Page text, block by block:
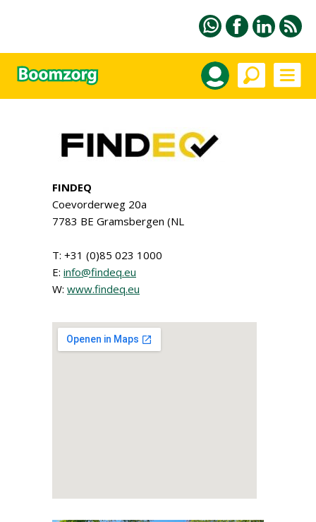
FINDEQ
Coevorderweg 20a
7783 BE Gramsbergen (NL
T: +31 (0)85 023 1000
E: info@findeq.eu
W: www.findeq.eu